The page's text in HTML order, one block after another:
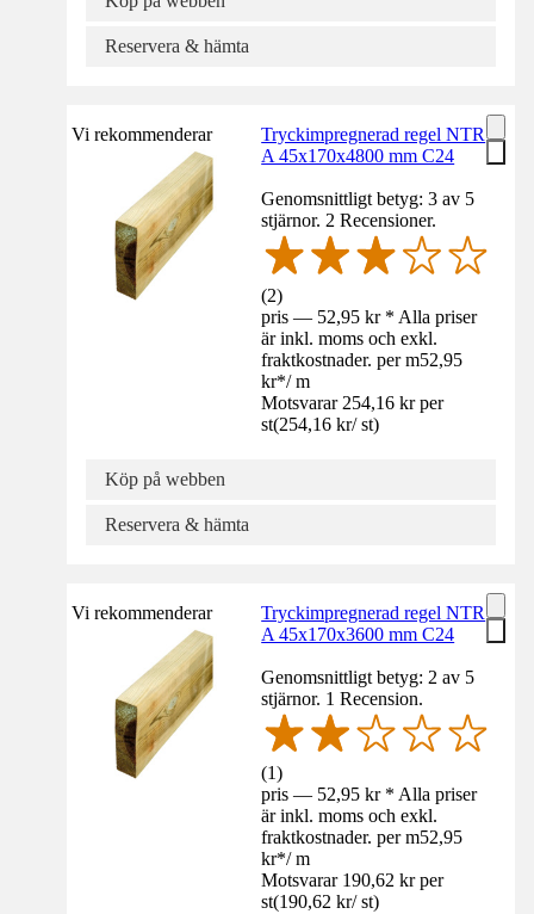
Reservera & hämta
Vi rekommenderar
Tryckimpregnerad regel NTR
A 45x170x4800 mm C24
Genomsnittligt betyg: 3 av 5
stjärnor. 2 Recensioner.
(2)
pris — 52,95 kr * Alla priser
är inkl. moms och exkl.
fraktkostnader. per m52,95
kr*/ m
Motsvarar 254,16 kr per
st(254,16 kr/ st)
Köp på webben
Reservera & hämta
Vi rekommenderar
Tryckimpregnerad regel NTR
A 45x170x3600 mm C24
Genomsnittligt betyg: 2 av 5
stjärnor. 1 Recension.
(1)
pris — 52,95 kr * Alla priser
är inkl. moms och exkl.
fraktkostnader. per m52,95
kr*/ m
Motsvarar 190,62 kr per
st(190,62 kr/ st)